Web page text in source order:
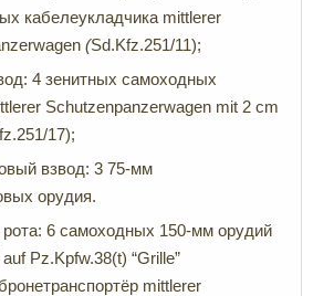
кабелеукладчика mittlerer
(Sd.Kfz.251/11);
4 зенитных самоходных
Schutzenpanzerwagen mit 2 cm
17);
взвод: 3 75-мм
орудия.
6 самоходных 150-мм орудий
Pz.Kpfw.38(t) “Grille”
mittlerer